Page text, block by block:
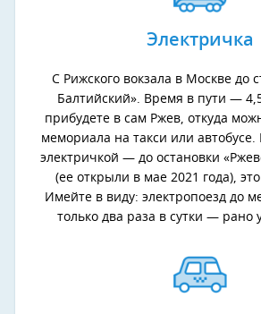
Электричка
С Рижского вокзала в Москве до
Балтийский». Время в пути —
прибудете в сам Ржев, откуда
мемориала на такси или
электричкой — до остановки
(ее открыли в мае 2021 года),
Имейте в виду: электропоезд до
только два раза в сутки — рано